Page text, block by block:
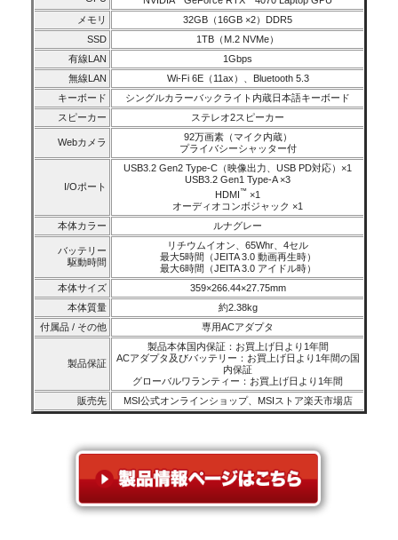
メモリ
32GB（16GB ×2）DDR5
SSD
1TB（M.2 NVMe）
有線LAN
1Gbps
無線LAN
Wi-Fi 6E（11ax）、Bluetooth 5.3
キーボード
シングルカラーバックライト内蔵日本語キーボード
スピーカー
ステレオ2スピーカー
Webカメラ
92万画素（マイク内蔵）
プライバシーシャッター付
I/Oポート
USB3.2 Gen2 Type-C（映像出力、USB PD対応）×1
USB3.2 Gen1 Type-A ×3
HDMI™ ×1
オーディオコンボジャック ×1
本体カラー
ルナグレー
バッテリー
駆動時間
リチウムイオン、65Whr、4セル
最大5時間（JEITA 3.0 動画再生時）
最大6時間（JEITA 3.0 アイドル時）
本体サイズ
359×266.44×27.75mm
本体質量
約2.38kg
付属品 / その他
専用ACアダプタ
製品保証
製品本体国内保証：お買上げ日より1年間
ACアダプタ及びバッテリー：お買上げ日より1年間の国
内保証
グローバルワランティー：お買上げ日より1年間
販売先
MSI公式オンラインショップ、MSIストア楽天市場店